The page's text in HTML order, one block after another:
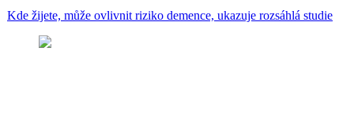
Kde žijete, může ovlivnit riziko demence, ukazuje rozsáhlá studie